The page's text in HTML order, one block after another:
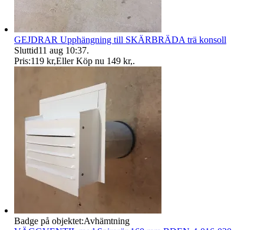
GEJDRAR Upphängning till SKÄRBRÄDA trä konsoll
Sluttid11 aug 10:37.
Pris:119 kr,Eller Köp nu 149 kr,.
Badge på objektet:Avhämtning